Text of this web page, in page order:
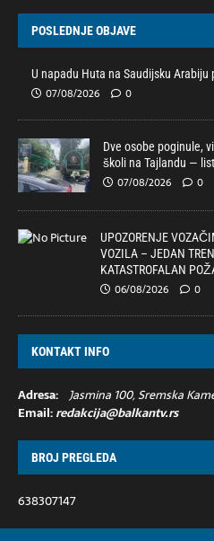
POSLEDNJE OBJAVE
U napadu Huta na Saudijsku
07/08/2026 0
Dve osobe poginule,
školi na Tajlandu — list
07/08/2026 0
UPOZORENJE
VOZILA – JEDAN
KATASTROFALAN
06/08/2026 0
KONTAKT INFO
Adresa: Jasmina 100, Sremska
Email:redakcija@balkantv.rs
BROJ PREGLEDA
638307147